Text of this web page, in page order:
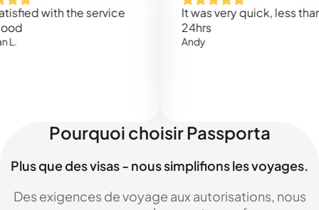
with the service
It was very quick, less than
Pourquoi choisir Passporta
Plus que des visas - nous simplifions les voyages.
Des exigences de voyage aux autorisations, nous